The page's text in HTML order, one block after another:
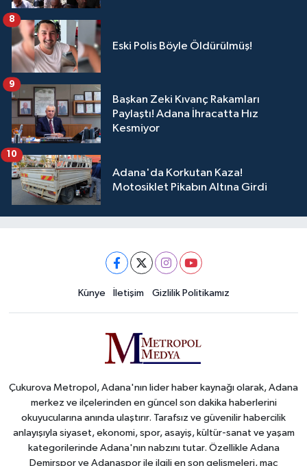
Eski Polis Böyle Öldürülmüş!
8
Başkan Zeki Kıvanç Rakamları
Paylaştı! Adana İhracatta Hız
Kesmiyor
9
Adana'da Korkutan Kaza!
Motosiklet Pikabın Altına Girdi
10
Künye İletişim Gizlilik Politikamız
Çukurova Metropol, Adana'nın lider haber kaynağı olarak, Adana
merkez ve ilçelerinden en güncel son dakika haberlerini
okuyucularına anında ulaştırır. Tarafsız ve güvenilir habercilik
anlayışıyla siyaset, ekonomi, spor, asayiş, kültür-sanat ve yaşam
kategorilerinde Adana'nın nabzını tutar. Özellikle Adana
Demirspor ve Adanaspor ile ilgili en son gelişmeleri, maç